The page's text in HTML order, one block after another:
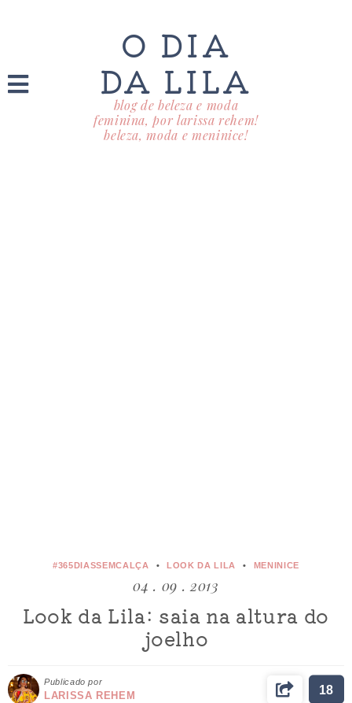
O DIA
DA LILA
blog de beleza e moda
feminina, por larissa rehem!
beleza, moda e meninice!
#365DIASSEMCALÇA LOOK DA LILA MENINICE
04 . 09 . 2013
Look da Lila: saia na altura do
joelho
Publicado por
LARISSA REHEM 18